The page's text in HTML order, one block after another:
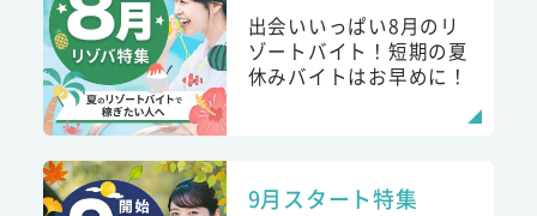
出会いいっぱい8月のリ
ゾートバイト！短期の夏
休みバイトはお早めに！
9月スタート特集